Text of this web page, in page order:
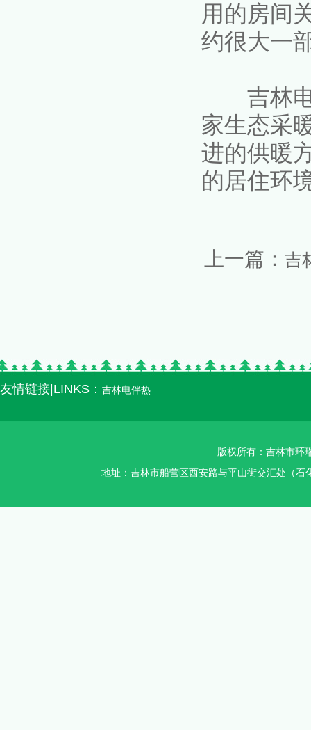
用的房间
约很大一
吉林电
家生态采
进的供暖
的居住环
上一篇：吉
友情链接|LINKS： 吉林电伴热
版权所有：吉林市环
地址：吉林市船营区西安路与平山街交汇处（